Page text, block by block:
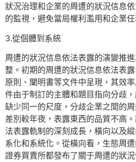
狀況治理和企業的周遭的狀況信息
的監視，避免當局權利濫用和企業任
3.從個體到系統
周遭的狀況信息依法表露的演變推
整。初期的周遭的狀況信息依法表
原則、闡明書等文件中呈現，其效
件由于制訂的主體和題目指向分歧
缺少同一的尺度，分歧企業之間的
差別較年夜，表露東西的品質不高
法表露軌制的深刻成長，橫向以及
系化和系統化。從橫向看，生態周
證券買賣所都發布了關于周遭的狀